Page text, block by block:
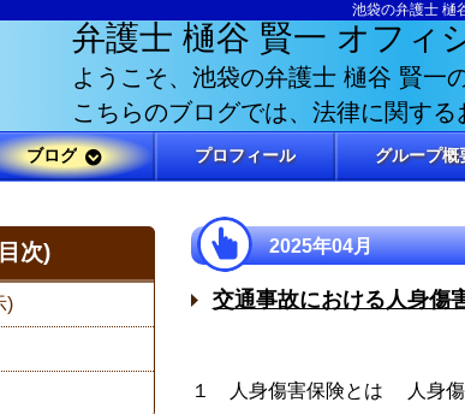
池袋の弁護士 樋
弁護士 樋谷 賢一 オフィ
ようこそ、池袋の弁護士 樋谷 賢一
こちらのブログでは、法律に関する
ブログ プロフィール グループ概
2025年04月
交通事故における人身傷
１ 人身傷害保険とは 人身傷
次)
)